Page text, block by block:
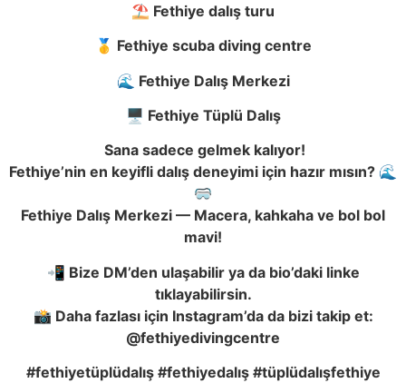
⛱️ Fethiye dalış turu
🥇 Fethiye scuba diving centre
🌊 Fethiye Dalış Merkezi
🖥️ Fethiye Tüplü Dalış
Sana sadece gelmek kalıyor!
Fethiye’nin en keyifli dalış deneyimi için hazır mısın? 🌊
🥽
Fethiye Dalış Merkezi — Macera, kahkaha ve bol bol
mavi!
📲 Bize DM’den ulaşabilir ya da bio’daki linke
tıklayabilirsin.
📸 Daha fazlası için Instagram’da da bizi takip et:
@fethiyedivingcentre
#fethiyetüplüdalış #fethiyedalış #tüplüdalışfethiye